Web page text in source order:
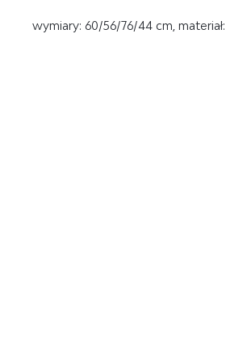
wymiary: 60/56/76/44 cm,